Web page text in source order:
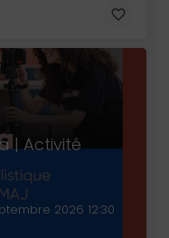
| Activité
2026 12:30